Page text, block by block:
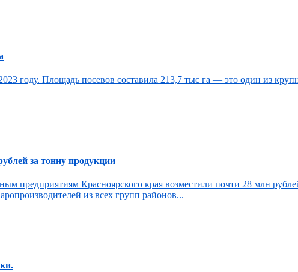
году. Площадь посевов составила 213,7 тыс га — это один из
за тонну продукции
предприятиям Красноярского края возместили почти 28 млн
из всех групп районов...